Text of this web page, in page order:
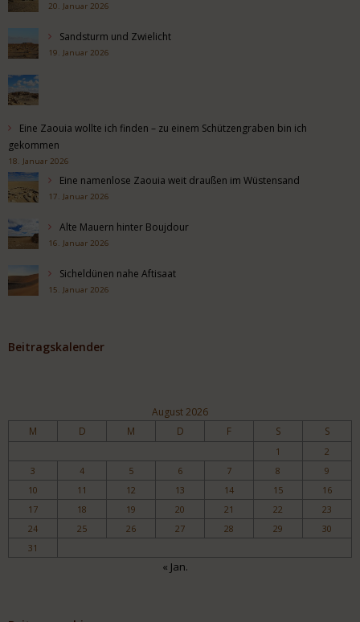
20. Januar 2026
Sandsturm und Zwielicht
19. Januar 2026
Eine Zaouia wollte ich finden – zu einem Schützengraben bin ich
gekommen
18. Januar 2026
Eine namenlose Zaouia weit draußen im Wüstensand
17. Januar 2026
Alte Mauern hinter Boujdour
16. Januar 2026
Sicheldünen nahe Aftisaat
15. Januar 2026
Beitragskalender
August 2026
M D M D F S S
1
2
3
4 5 6 7 8
9
10
11 12 13 14 15
16
17
18 19 20 21 22
23
24
25 26 27 28 29
30
31
« Jan.